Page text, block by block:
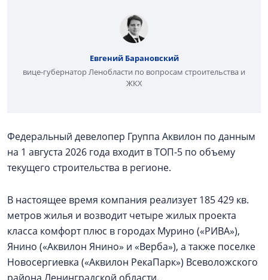
Евгений Барановский
вице-губернатор Ленобласти по вопросам строительства и
ЖКХ
Федеральный девелопер Группа Аквилон по данным
на 1 августа 2026 года входит в ТОП-5 по объему
текущего строительства в регионе.
В настоящее время компания реализует 185 429 кв.
метров жилья и возводит четыре жилых проекта
класса комфорт плюс в городах Мурино («РИВА»),
Янино («Аквилон Янино» и «Верба»), а также поселке
Новосергиевка («Аквилон РекаПарк») Всеволожского